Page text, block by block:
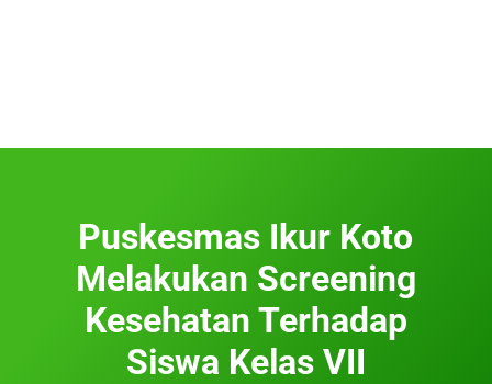
Puskesmas Ikur Koto
Melakukan Screening
Kesehatan Terhadap
Siswa Kelas VII